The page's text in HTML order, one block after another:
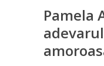
Pamela